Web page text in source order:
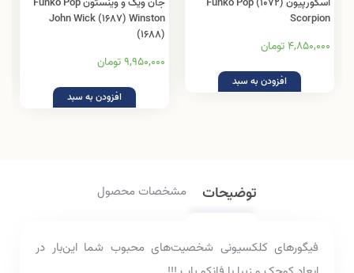
اسکورپیون (1072) Funko Pop
Scorpion
4,850,000 تومان
افزودن به سبد
جان ویک و وینستون Funko Pop
John Wick (1687) Winston
(1688)
9,950,000 تومان
افزودن به سبد
توضیحات مشخصات محصول
فیگور‌های کلکسیونی شخصیت‌های محبوب شما این‌بار در